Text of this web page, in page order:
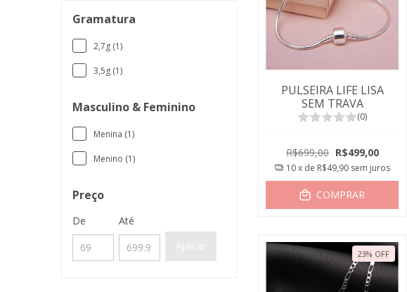
Gramatura
2,7g (1)
3,5g (1)
Masculino & Feminino
Menina (1)
Menino (1)
Preço
De
Até
Aplicar
PULSEIRA LIFE LISA
SEM TRAVA
(0)
R$699,00 R$499,00
10x de R$49,90 sem juros
COMPRAR
23% OFF